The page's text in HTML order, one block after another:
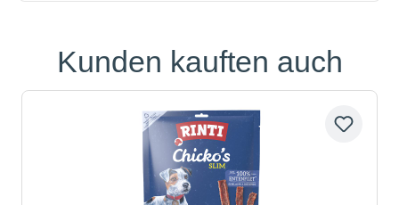
Produktgalerie überspringen
Kunden kauften auch